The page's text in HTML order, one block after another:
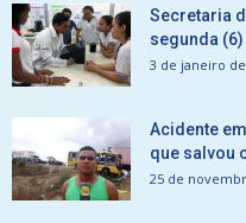
Secretaria
segunda
3 de janeiro de
Acidente
que salvou
25 de